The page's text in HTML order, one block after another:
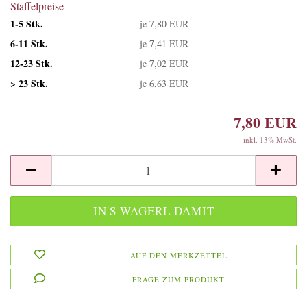
Staffelpreise
1-5 Stk.
je 7,80 EUR
6-11 Stk. je 7,41 EUR
12-23 Stk. je 7,02 EUR
> 23 Stk. je 6,63 EUR
7,80 EUR
inkl. 13% MwSt.
AUF DEN MERKZETTEL
FRAGE ZUM PRODUKT